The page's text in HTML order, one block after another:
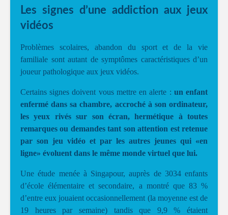
Les signes d’une addiction aux jeux
vidéos
Problèmes scolaires, abandon du sport et de la vie
familiale sont autant de symptômes caractéristiques d’un
joueur pathologique aux jeux vidéos.
Certains signes doivent vous mettre en alerte : un enfant
enfermé dans sa chambre, accroché à son ordinateur,
les yeux rivés sur son écran, hermétique à toutes
remarques ou demandes tant son attention est retenue
par son jeu vidéo et par les autres jeunes qui «en
ligne» évoluent dans le même monde virtuel que lui.
Une étude menée à Singapour, auprès de 3034 enfants
d’école élémentaire et secondaire, a montré que 83 %
d’entre eux jouaient occasionnellement (la moyenne est de
19 heures par semaine) tandis que 9,9 % étaient